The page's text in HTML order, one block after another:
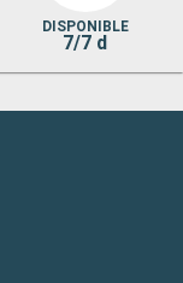
DISPONIBLE
7/7 d